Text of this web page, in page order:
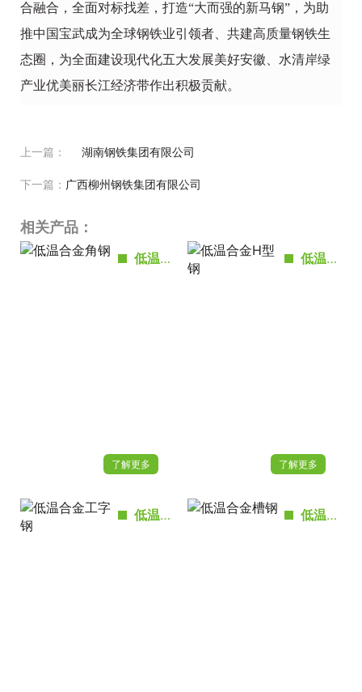
合融合，全面对标找差，打造“大而强的新马钢”，为助
推中国宝武成为全球钢铁业引领者、共建高质量钢铁生
态圈，为全面建设现代化五大发展美好安徽、水清岸绿
产业优美丽长江经济带作出积极贡献。
上一篇： 湖南钢铁集团有限公司
下一篇： 广西柳州钢铁集团有限公司
相关产品：
低温合金角钢
了解更多
低温合金H型钢
了解更多
低温合金工字钢 低温合金槽钢